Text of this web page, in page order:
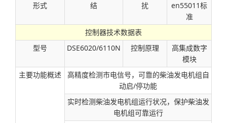
形式
结
扰
en55011标
准
控制器技术数据表
型号
DSE6020/6110N 控制原理
高集成数字
模块
主要功能概述
高精度检测市电信号，可靠的柴油发电机组自
动启/停功能
实时检测柴油发电机组运行状况，保护柴油发
电机组可靠运行